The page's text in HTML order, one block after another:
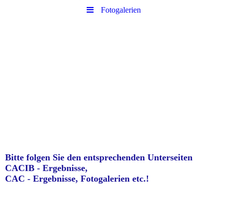
Fotogalerien
Bitte folgen Sie den entsprechenden Unterseiten
CACIB - Ergebnisse,
CAC - Ergebnisse, Fotogalerien etc.!